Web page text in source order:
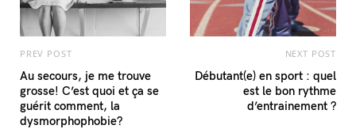
PREV POST
Au secours, je me trouve
grosse! C’est quoi et ça se
guérit comment, la
dysmorphophobie?
NEXT POST
Débutant(e) en sport : quel
est le bon rythme
d’entrainement ?